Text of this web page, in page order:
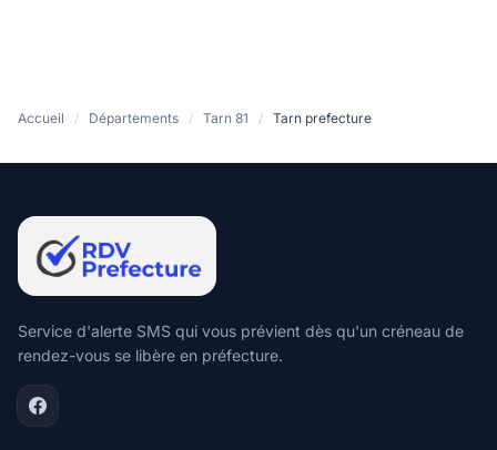
Accueil / Départements / Tarn 81 / Tarn prefecture
Service d'alerte SMS qui vous prévient dès qu'un créneau de
rendez-vous se libère en préfecture.